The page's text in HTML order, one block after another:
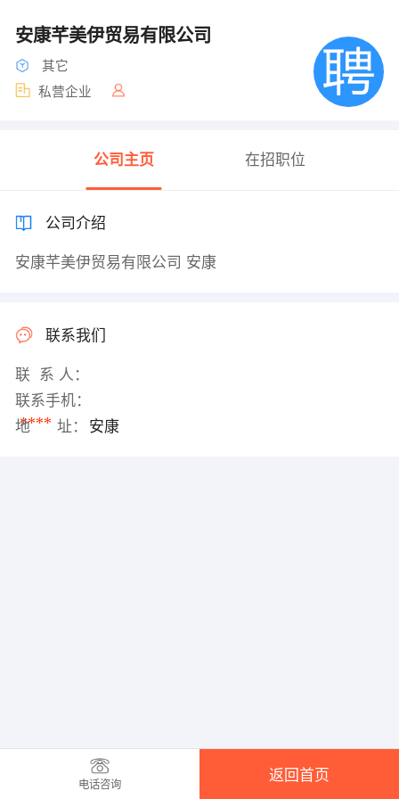
安康芊美伊贸易有限公司
其它
私营企业
公司主页 在招职位
公司介绍
安康芊美伊贸易有限公司 安康
联系我们
联 系 人：
联系手机：
****
地 址： 安康
电话咨询
返回首页